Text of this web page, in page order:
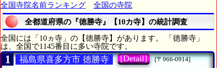
全国寺院名前ランキング
全国の寺院
全都道府県の『徳勝寺』【10カ寺】の統計調査
全国には「10ヵ寺」の【徳勝寺】があります。 「徳勝寺」
は、全国で1145番目に多い寺院です。
1 福島県喜多方市 徳勝寺 [Detail]
[〒966-0914]